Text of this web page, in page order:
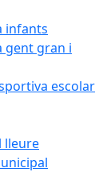
infants
gent gran i
escolar
lleure